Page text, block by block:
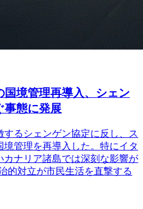
国境管理再導入、シェン
事態に発展
るシェンゲン協定に反し、ス
管理を再導入した。特にイタ
カナリア諸島では深刻な影響が
的対立が市民生活を直撃する